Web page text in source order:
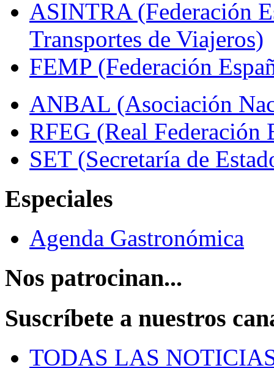
ASINTRA (Federación
Transportes de Viajeros)
FEMP (Federación
ANBAL (Asociación
RFEG (Real Federación
SET (Secretaría de
Especiales
Agenda Gastronómica
Nos patrocinan...
Suscríbete a nuestros
TODAS LAS